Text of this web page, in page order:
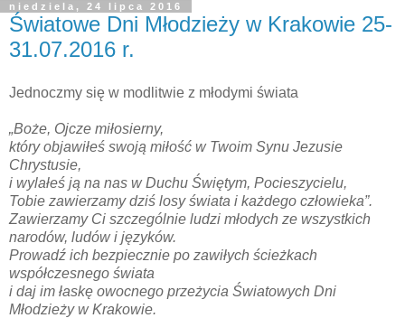
niedziela, 24 lipca 2016
Światowe Dni Młodzieży w Krakowie 25-
31.07.2016 r.
Jednoczmy się w modlitwie z młodymi świata
„Boże, Ojcze miłosierny,
który objawiłeś swoją miłość w Twoim Synu Jezusie
Chrystusie,
i wylałeś ją na nas w Duchu Świętym, Pocieszycielu,
Tobie zawierzamy dziś losy świata i każdego człowieka”.
Zawierzamy Ci szczególnie ludzi młodych ze wszystkich
narodów, ludów i języków.
Prowadź ich bezpiecznie po zawiłych ścieżkach
współczesnego świata
i daj im łaskę owocnego przeżycia Światowych Dni
Młodzieży w Krakowie.